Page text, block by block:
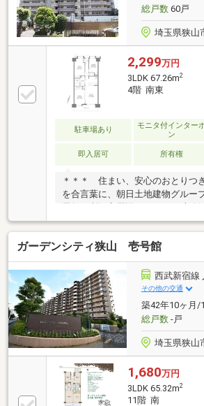
総戸数60戸
埼玉県狭山
2,299万円
3LDK 67.26m2
4階 南東
駐車場あり
モニタ付インター
ン
即入居可 所有権
＊＊＊ 住まい、安心のおとりつ
を合言葉に、朝日土地建物グルー
周年。所沢市周辺エリア・西武線
は「朝日土地建物 所沢支店」にお
ットでは分からない雰囲気を知り
くても購入できる？」「住み替え
いの？」そんな疑問や不安も、経
ッフが丁寧にサポートいたします
最新情報も多数ご用意。物件レポ
日のご見学・無料送迎も対応可能
は【所沢支店 営業2課 フリーダイ
まで。
ガーデンシティ狭山 壱号館
西武新宿線
その他の交通
築42年10ヶ月/
総戸数-戸
埼玉県狭山
1,680万円
3LDK 65.32m2
11階 南